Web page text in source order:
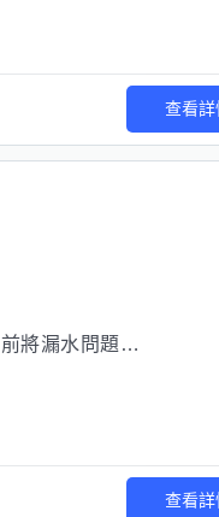
查看詳
再交還給房東
查看詳